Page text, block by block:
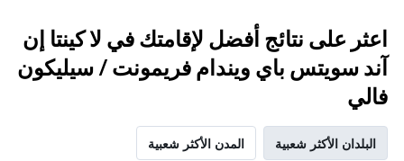
اعثر على نتائج أفضل لإقامتك في لا كينتا إن
آند سويتس باي ويندام فريمونت / سيليكون
فالي
البلدان الأكثر شعبية المدن الأكثر شعبية